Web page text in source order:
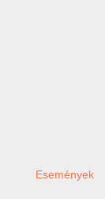
Események